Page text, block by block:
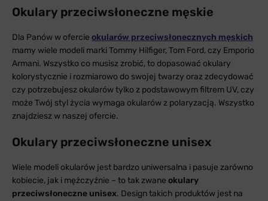
Okulary przeciwsłoneczne męskie
Dla Panów w ofercie okularów przeciwsłonecznych męskich
mamy wiele modeli marki Tommy Hilfiger, Tom Ford, czy Emporio
Armani. Wszystko co musisz zrobić, to dopasować okulary
kolorystycznie i rozmiarowo do swojej twarzy oraz zdecydować
czy potrzebujesz okularów tylko z podstawowym filtrem UV, czy
może Twój styl życia wymaga okularów z polaryzacją. Wszystko
znajdziesz w naszej ofercie.
Okulary przeciwsłoneczne unisex
Wiele modeli okularów jest bardzo uniwersalna i pasuje zarówno
kobiecie, jak i mężczyźnie – to tak zwane okulary
przeciwsłoneczne unisex. Design takich produktów jest na